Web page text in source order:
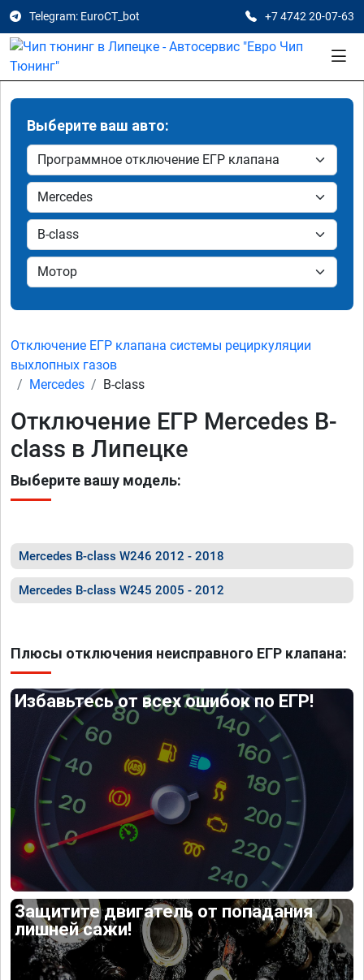
Telegram: EuroCT_bot +7 4742 20-07-63
Выберите ваш авто:
Отключение ЕГР клапана системы рециркуляции
выхлопных газов
Mercedes
B-class
Отключение ЕГР Mercedes B-
class в Липецке
Выберите вашу модель:
Mercedes B-class W246 2012 - 2018
Mercedes B-class W245 2005 - 2012
Плюсы отключения неисправного ЕГР клапана:
Избавьтесь от всех ошибок по ЕГР!
Защитите двигатель от попадания
лишней сажи!